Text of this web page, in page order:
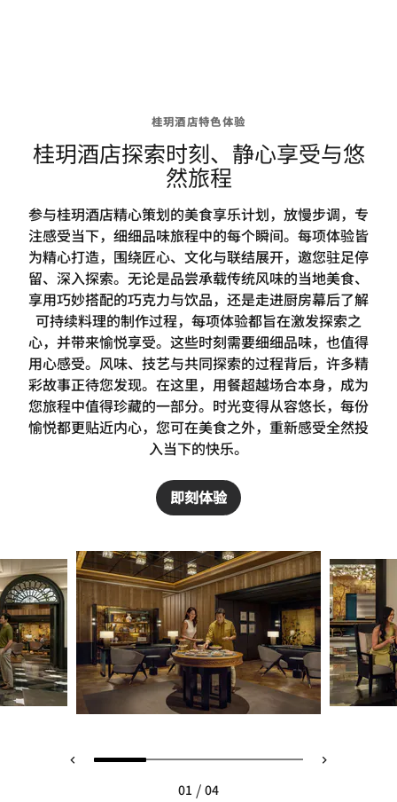
桂玥酒店特色体验
桂玥酒店探索时刻、静心享受与悠
然旅程
参与桂玥酒店精心策划的美食享乐计划，放慢步调，专
注感受当下，细细品味旅程中的每个瞬间。每项体验皆
为精心打造，围绕匠心、文化与联结展开，邀您驻足停
留、深入探索。无论是品尝承载传统风味的当地美食、
享用巧妙搭配的巧克力与饮品，还是走进厨房幕后了解
可持续料理的制作过程，每项体验都旨在激发探索之
心，并带来愉悦享受。这些时刻需要细细品味，也值得
用心感受。风味、技艺与共同探索的过程背后，许多精
彩故事正待您发现。在这里，用餐超越场合本身，成为
您旅程中值得珍藏的一部分。时光变得从容悠长，每份
愉悦都更贴近内心，您可在美食之外，重新感受全然投
入当下的快乐。
即刻体验
01 / 04